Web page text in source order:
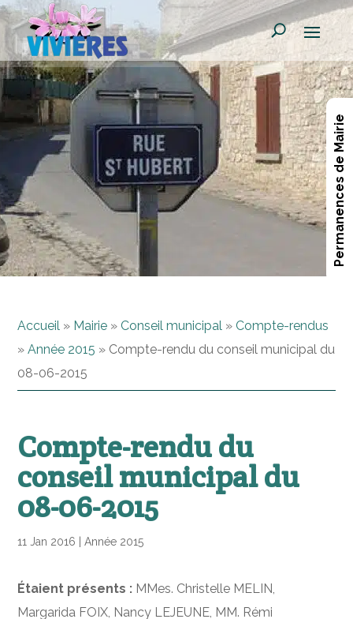
Permanences de Mairie
Accueil » Mairie » Conseil municipal » Compte-rendus
»Année 2015 » Compte-rendu du conseil municipal du
08-06-2015
Compte-rendu du
conseil municipal du
08-06-2015
11 Jan 2016 |Année 2015
Étaient présents : MMes. Christelle MELIN,
Margarida FOIX, Nancy LEJEUNE, MM. Rémi